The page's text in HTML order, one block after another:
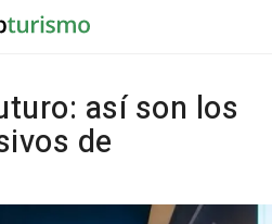
así son los
de